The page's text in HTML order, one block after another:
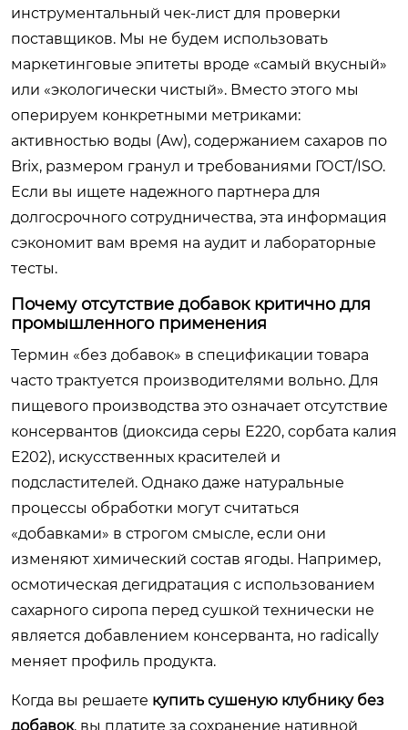
инструментальный чек-лист для проверки
поставщиков. Мы не будем использовать
маркетинговые эпитеты вроде «самый вкусный»
или «экологически чистый». Вместо этого мы
оперируем конкретными метриками:
активностью воды (Aw), содержанием сахаров по
Brix, размером гранул и требованиями ГОСТ/ISO.
Если вы ищете надежного партнера для
долгосрочного сотрудничества, эта информация
сэкономит вам время на аудит и лабораторные
тесты.
Почему отсутствие добавок критично для
промышленного применения
Термин «без добавок» в спецификации товара
часто трактуется производителями вольно. Для
пищевого производства это означает отсутствие
консервантов (диоксида серы E220, сорбата калия
E202), искусственных красителей и
подсластителей. Однако даже натуральные
процессы обработки могут считаться
«добавками» в строгом смысле, если они
изменяют химический состав ягоды. Например,
осмотическая дегидратация с использованием
сахарного сиропа перед сушкой технически не
является добавлением консерванта, но radically
меняет профиль продукта.
Когда вы решаете купить сушеную клубнику без
добавок, вы платите за сохранение нативной